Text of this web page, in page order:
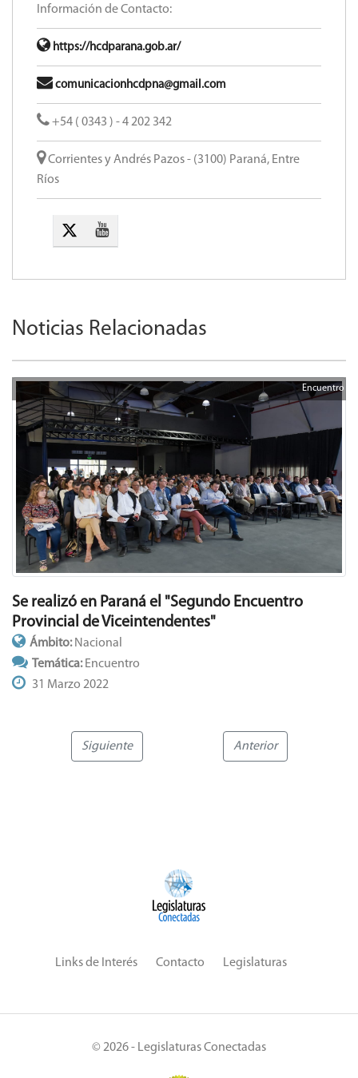
Información de Contacto:
https://hcdparana.gob.ar/
comunicacionhcdpna@gmail.com
+54 ( 0343 ) - 4 202 342
Corrientes y Andrés Pazos - (3100) Paraná, Entre
Ríos
Noticias Relacionadas
Encuentro
Se realizó en Paraná el "Segundo Encuentro
Provincial de Viceintendentes"
Ámbito: Nacional
Temática: Encuentro
31 Marzo 2022
Siguiente Anterior
Links de Interés Contacto Legislaturas
© 2026 - Legislaturas Conectadas